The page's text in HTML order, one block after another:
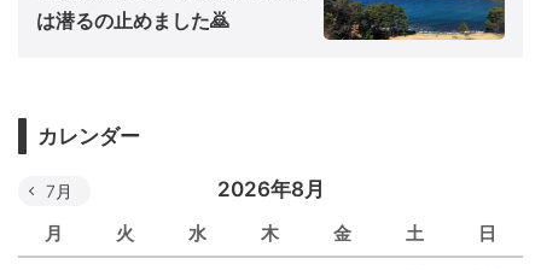
は潜るの止めました🙇
カレンダー
2026年8月
月 火 水 木 金 土 日
7月